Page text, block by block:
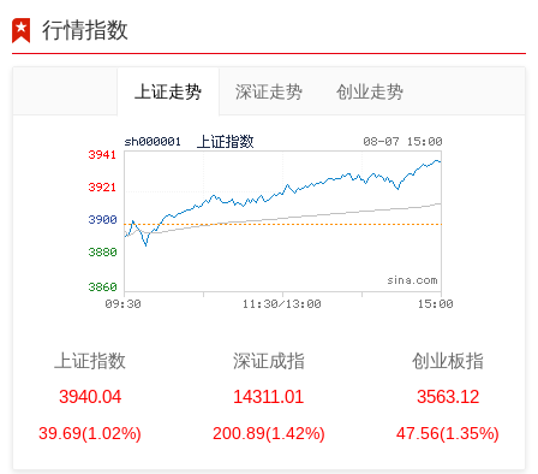
行情指数
上证走势 深证走势 创业走势
上证指数
3940.04
39.69(1.02%)
深证成指
14311.01
200.89(1.42%)
创业板指
3563.12
47.56(1.35%)